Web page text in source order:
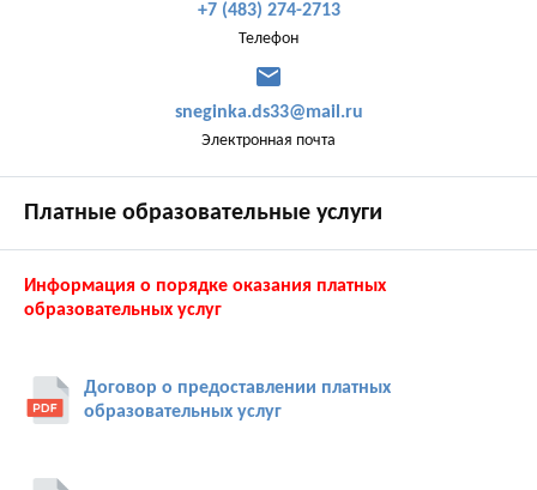
+7 (483) 274-2713
Телефон
mail
sneginka.ds33@mail.ru
Электронная почта
Платные образовательные услуги
Информация о порядке оказания платных
образовательных услуг
Договор о предоставлении платных
образовательных услуг